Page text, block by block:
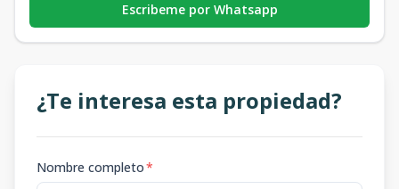
Escribeme por Whatsapp
¿Te interesa esta propiedad?
Nombre completo*